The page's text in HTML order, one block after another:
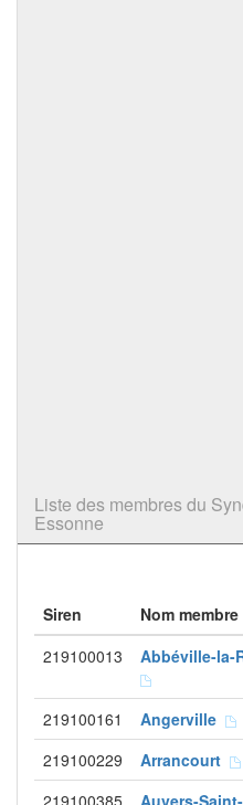
Liste des membres du
Essonne
Siren Nom membre
219100013
Abbéville-la-
219100161 Angerville
219100229 Arrancourt
219100385 Auvers-Saint-